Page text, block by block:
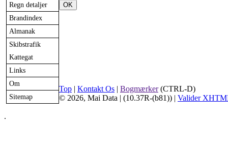
Regn detaljer
Brandindex
Almanak
Skibstrafik
Kattegat
Links
Om
Sitemap
Top | Kontakt Os | Bogmærker(CTRL-D)
© 2026, Mai Data | (10.37R-(b81)) | Valider
.